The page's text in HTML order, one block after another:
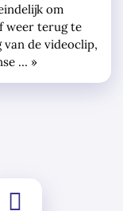
om
weer terug te
de videoclip,
… »